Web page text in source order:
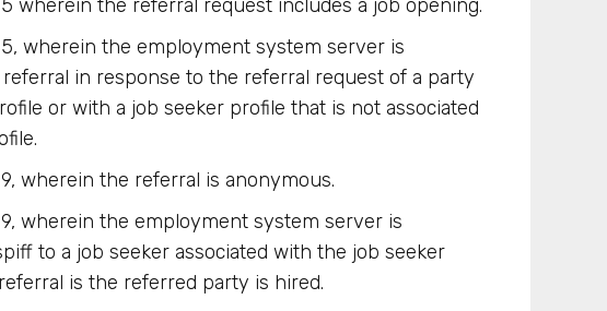
wherein the referral request includes a job opening.
wherein the employment system server is
in response to the referral request of a party
or with a job seeker profile that is not associated
wherein the referral is anonymous.
wherein the employment system server is
to a job seeker associated with the job seeker
is the referred party is hired.